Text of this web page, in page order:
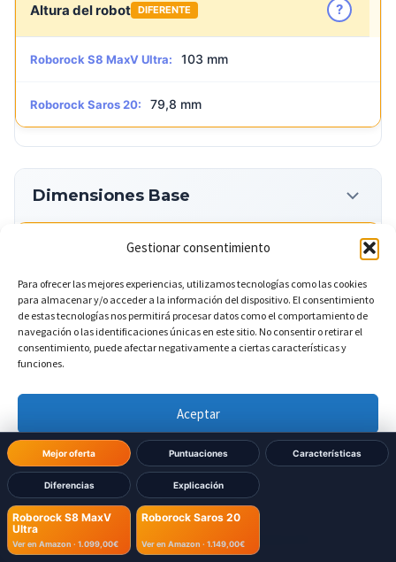
Gestionar consentimiento
Para ofrecer las mejores experiencias, utilizamos tecnologías como las cookies
para almacenar y/o acceder a la información del dispositivo. El consentimiento
de estas tecnologías nos permitirá procesar datos como el comportamiento de
navegación o las identificaciones únicas en este sitio. No consentir o retirar el
consentimiento, puede afectar negativamente a ciertas características y
funciones.
Aceptar
Denegar
Ver preferencias
Política de cookies Política de Privacidad
Mejor oferta Puntuaciones Características
Diferencias Explicación
Roborock S8 MaxV
Ultra
Ver en Amazon · 1.099,00€
Roborock Saros 20
Ver en Amazon · 1.149,00€
Altura del robot DIFERENTE ?
Roborock S8 MaxV Ultra: 103 mm
Roborock Saros 20: 79,8 mm
Dimensiones Base
Ancho de la base DIFERENTE
Roborock S8 MaxV Ultra: 409 mm
Roborock Saros 20: 381 mm
DIFERENTE
Roborock S8 MaxV Ultra: 470 mm
Roborock Saros 20: 488 mm